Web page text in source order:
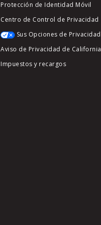
Protección de Identidad Móvil
Centro de Control de Privacidad
Sus Opciones de Privacidad
Aviso de Privacidad de California
Impuestos y recargos